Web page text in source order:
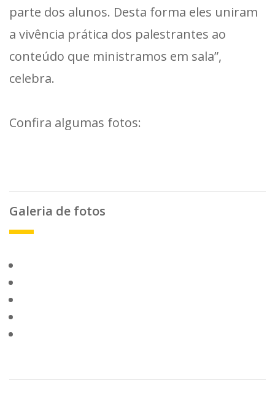
parte dos alunos. Desta forma eles uniram
a vivência prática dos palestrantes ao
conteúdo que ministramos em sala”,
celebra.
Confira algumas fotos:
Galeria de fotos